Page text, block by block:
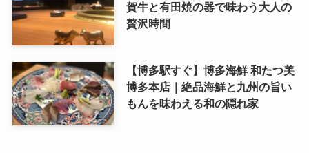
賀牛と有田焼の器で味わう大人の
贅沢時間
【博多駅すぐ】博多海鮮 和たつ美
博多本店｜絶品海鮮と九州の旨い
もんを味わえる和の隠れ家